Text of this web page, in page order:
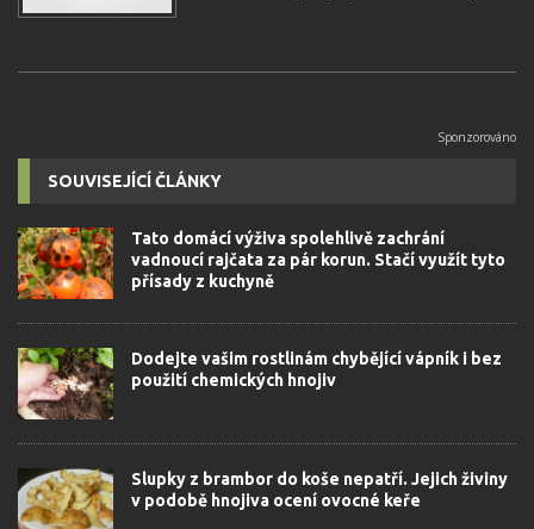
SOUVISEJÍCÍ ČLÁNKY
Tato domácí výživa spolehlivě zachrání
vadnoucí rajčata za pár korun. Stačí využít tyto
přísady z kuchyně
Dodejte vašim rostlinám chybějící vápník i bez
použití chemických hnojiv
Slupky z brambor do koše nepatří. Jejich živiny
v podobě hnojiva ocení ovocné keře